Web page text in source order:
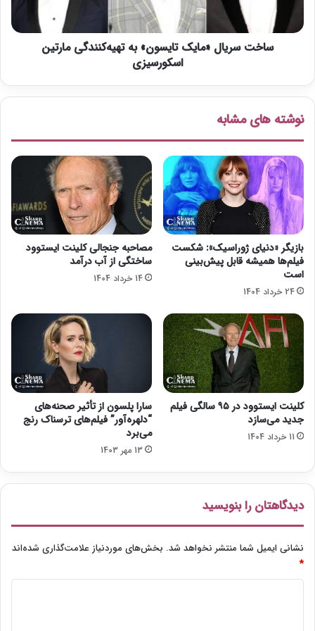
ض
و
و
م
س
ا
ا
ت
ل
و
ی
ی
و
ن
ل
ی
ت
س
و
ن
ب
ت
ه
ی
ه‌
ک
ن
ن
د
ی
م
ا
ر
ن
س
ر
س
ی
ساخت سریال «مایک تایسون» به تهیه‌کنندگی مارتین
اسکورسیزی
نوشته های مشابه
بازیگر «دنیای ژوراسیک»: شکست
فیلم‌ها همیشه قابل پیش‌بینی
است
24 خرداد 1404
مصاحبه جنجالی کلینت ایستوود
ساختگی از آب درآمد
14 خرداد 1404
کلینت ایستوود در ۹۵ سالگی فیلم
جدید می‌سازد
11 خرداد 1404
سارا پلسون از تأثیر صحنه‌های
“دلهره‌آور” فیلم‌های ترسناک رنج
می‌برد
13 مهر 1403
دیدگاهتان را بنویسید
نشانی ایمیل شما منتشر نخواهد شد. بخش‌های موردنیاز علامت‌گذاری شده‌اند
*